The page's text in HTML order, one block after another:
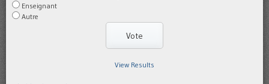
Enseignant
Autre
View Results